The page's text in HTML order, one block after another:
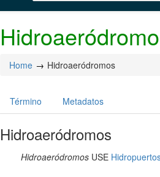
Home Hidroaeródromos
Término Metadatos
Hidroaeródromos
Hidroaeródromos USE